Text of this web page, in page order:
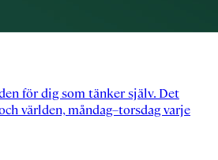
för dig som tänker själv. Det
världen, måndag–torsdag varje